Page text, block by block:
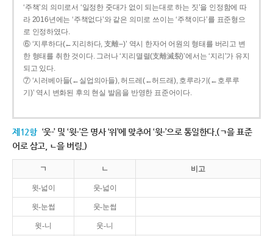
‘주책’의 의미로서 ‘일정한 줏대가 없이 되는대로 하는 짓’을 인정함에 따
라 2016년에는 ‘주책없다’와 같은 의미로 쓰이는 ‘주책이다’를 표준형으
로 인정하였다.
⑥ ‘지루하다(←지리하다, 支離--)’ 역시 한자어 어원의 형태를 버리고 변
한 형태를 취한 것이다. 그러나 ‘지리멸렬(支離滅裂)’에서는 ‘지리’가 유지
되고 있다.
⑦ ‘시러베아들(←실업의아들), 허드레(←허드래), 호루라기(←호루루
기)’ 역시 변화된 후의 현실 발음을 반영한 표준어이다.
제12항 ‘웃-’ 및 ‘윗-’은 명사 ‘위’에 맞추어 ‘윗-’으로 통일한다.(ㄱ을 표준
어로 삼고, ㄴ을 버림.)
ㄱ ㄴ 비고
윗-넓이 웃-넓이
윗-눈썹 웃-눈썹
윗-니 웃-니